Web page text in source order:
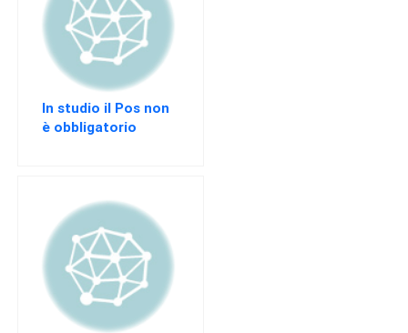
A.S.G.C.D.L.
Direttivo
A.S.G.C.D.L.
Documenti
ASGCDL
Banca
Tirocinanti
Modulistica
Normativa
In studio il Pos non
è obbligatorio